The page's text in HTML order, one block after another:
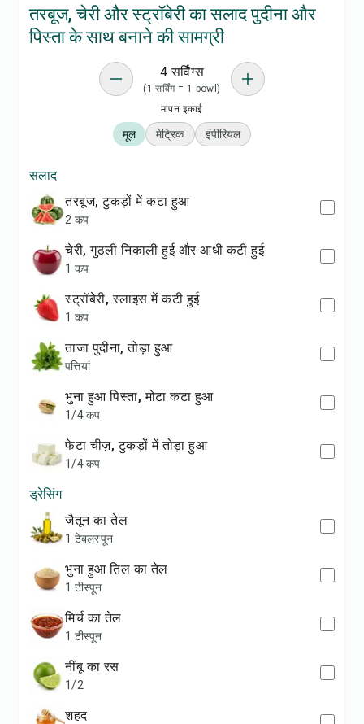
तरबूज, चेरी और स्ट्रॉबेरी का सलाद पुदीना और
पिस्ता के साथ बनाने की सामग्री
4 सर्विंग्स
(1 सर्विंग = 1 bowl)
मापन इकाई
मूल मेट्रिक इंपीरियल
सलाद
तरबूज, टुकड़ों में कटा हुआ
2 कप
चेरी, गुठली निकाली हुई और आधी कटी हुई
1 कप
स्ट्रॉबेरी, स्लाइस में कटी हुई
1 कप
ताजा पुदीना, तोड़ा हुआ
पत्तियां
भुना हुआ पिस्ता, मोटा कटा हुआ
1/4 कप
फेटा चीज़, टुकड़ों में तोड़ा हुआ
1/4 कप
ड्रेसिंग
जैतून का तेल
1 टेबलस्पून
भुना हुआ तिल का तेल
1 टीस्पून
मिर्च का तेल
1 टीस्पून
नींबू का रस
1/2
शहद